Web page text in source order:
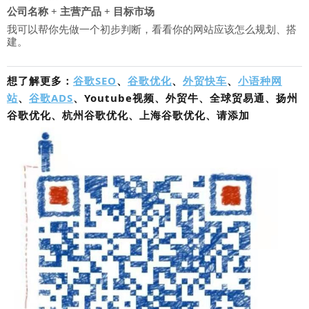
公司名称 + 主营产品 + 目标市场
我可以帮你先做一个初步判断，看看你的网站应该怎么规划、搭
建。
想了解更多： 谷歌SEO、 谷歌优化、 外贸快车、 小语种网
站、 谷歌ADS、Youtube视频、外贸牛、全球贸易通、扬州
谷歌优化、杭州谷歌优化、上海谷歌优化、请添加